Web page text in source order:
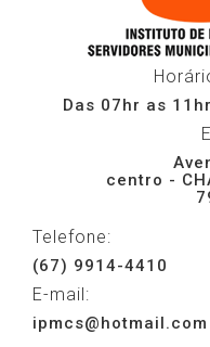
Das 07hr as
centro -
Telefone:
(67) 9914-4410
E-mail:
ipmcs@hotmail.com